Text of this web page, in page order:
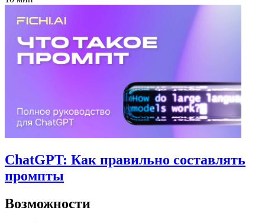
ChatGPT: Как правильно составлять
промпты
Возможности